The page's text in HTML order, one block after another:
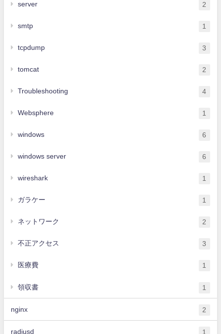
server 2
smtp 1
tcpdump 3
tomcat 2
Troubleshooting 4
Websphere 1
windows 6
windows server 6
wireshark 1
ガラケー 1
ネットワーク 2
不正アクセス 3
医療費 1
領収書 1
nginx 2
radiusd 1